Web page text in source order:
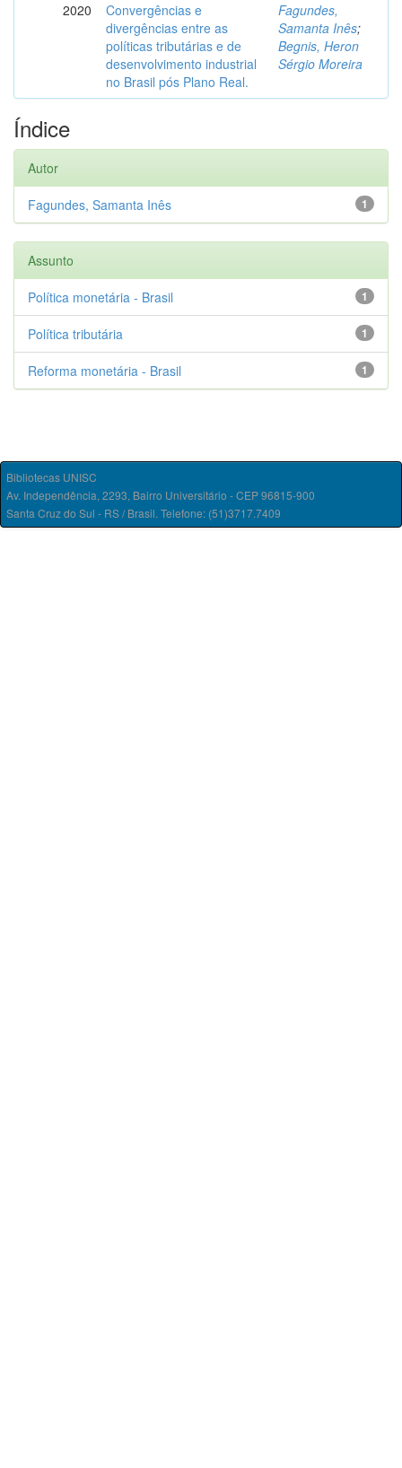
2020
Convergências e
divergências entre as
políticas tributárias e de
desenvolvimento industrial
no Brasil pós Plano Real.
Fagundes,
Samanta Inês;
Begnis, Heron
Sérgio Moreira
Índice
Autor
1
Fagundes, Samanta Inês
Assunto
1
Política monetária - Brasil
1
Política tributária
1
Reforma monetária - Brasil
Bibliotecas UNISC
Av. Independência, 2293, Bairro Universitário - CEP 96815-900
Santa Cruz do Sul - RS / Brasil. Telefone: (51)3717.7409